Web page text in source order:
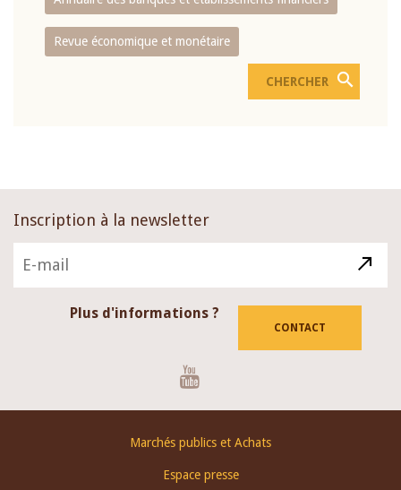
Revue économique et monétaire
Inscription à la newsletter
Plus d'informations ?
CONTACT
Marchés publics et Achats
Espace presse